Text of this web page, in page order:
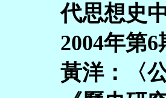
代思想史
2004年第6
黃洋：〈